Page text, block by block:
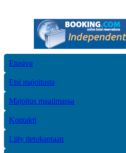
Etusivu
Etsi majoitusta
Majoitus maailmassa
Kontakti
Liity tietokantaan